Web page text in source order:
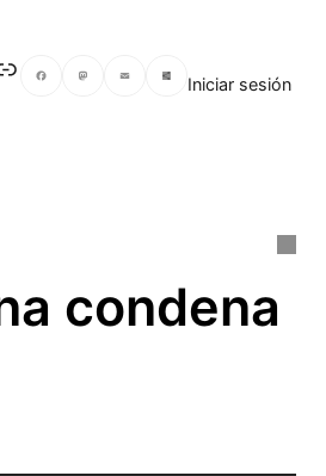
Iniciar sesión
condena